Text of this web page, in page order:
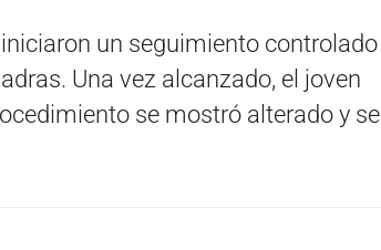
un seguimiento controlado
Una vez alcanzado, el joven
se mostró alterado y se